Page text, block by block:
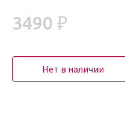
Нет в наличии
3490 ₽